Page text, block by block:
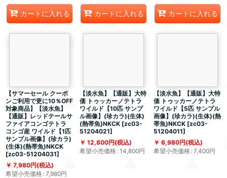
カートに入れる カートに入れる カートに入れる
【サマーセール クーポ
ンご利用で更に10％OFF
対象商品】【淡水魚】
【通販】レッドテールサ
ファイアコンゴテトラ
コンゴ産 ワイルド【1匹
サンプル画像】(珍カラ)
(生体)(熱帯魚)NKCK
[zc03-51204031]
7,980円(税込)
希望小売価格: 7,980円
【淡水魚】【通販】大特
価 トゥッカーノテトラ
ワイルド【10匹 サンプ
ル画像】(珍カラ)(生体)
(熱帯魚)NKCK [zc03-
51204021]
12,800円(税込)
希望小売価格: 14,800円
【淡水魚】【通販】大特
価 トゥッカーノテトラ
ワイルド【5匹 サンプル
画像】(珍カラ)(生体)(熱
帯魚)NKCK [zc03-
51204011]
6,980円(税込)
希望小売価格: 7,400円